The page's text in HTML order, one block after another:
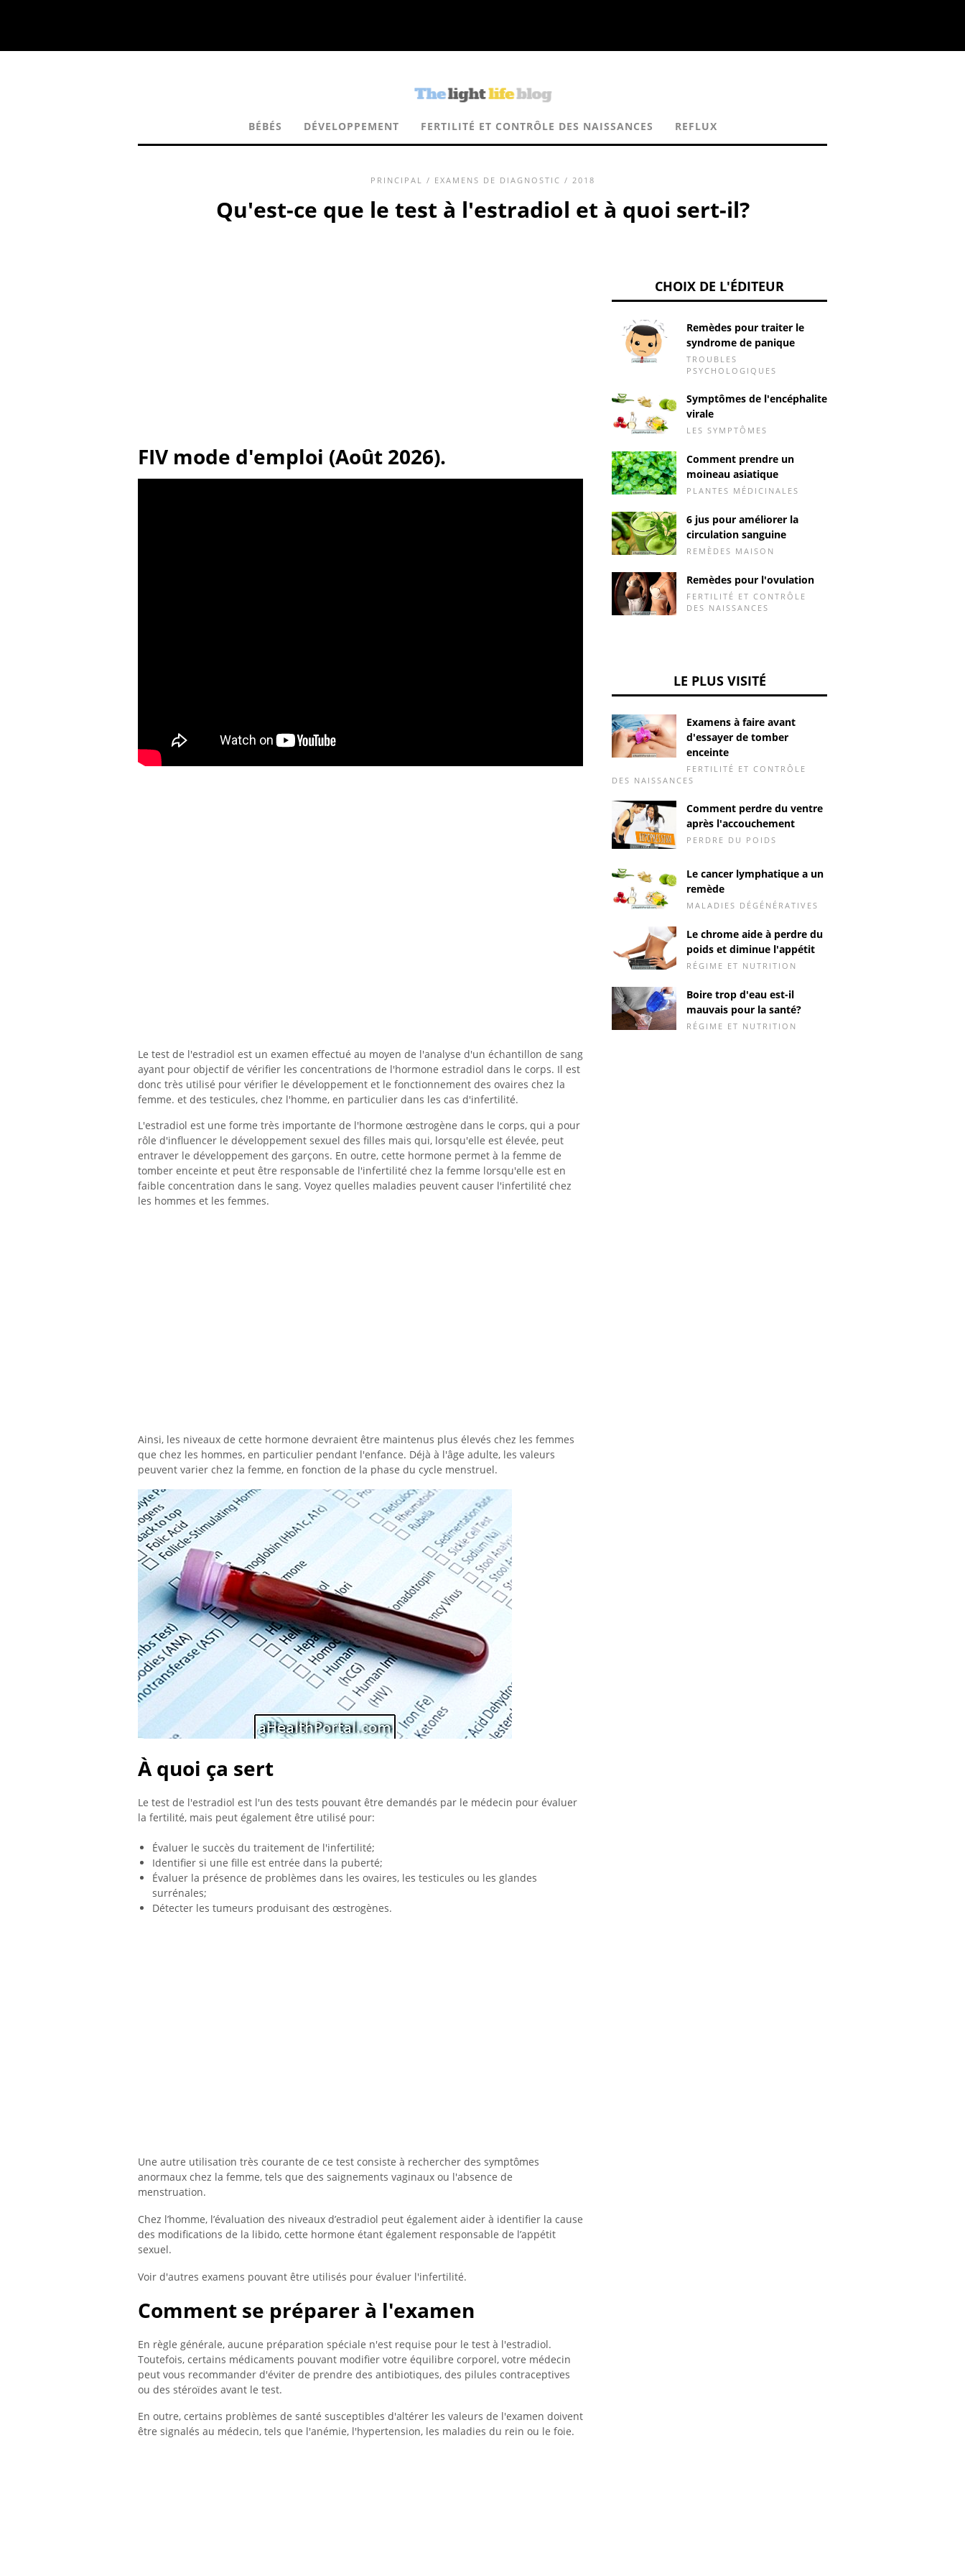
BÉBÉS DÉVELOPPEMENT FERTILITÉ ET CONTRÔLE DES NAISSANCES REFLUX
PRINCIPAL / EXAMENS DE DIAGNOSTIC / 2018
Qu'est-ce que le test à l'estradiol et à quoi sert-il?
FIV mode d'emploi (Août 2026).
Le test de l'estradiol est un examen effectué au moyen de l'analyse d'un échantillon de sang
ayant pour objectif de vérifier les concentrations de l'hormone estradiol dans le corps. Il est
donc très utilisé pour vérifier le développement et le fonctionnement des ovaires chez la
femme. et des testicules, chez l'homme, en particulier dans les cas d'infertilité.
L'estradiol est une forme très importante de l'hormone œstrogène dans le corps, qui a pour
rôle d'influencer le développement sexuel des filles mais qui, lorsqu'elle est élevée, peut
entraver le développement des garçons. En outre, cette hormone permet à la femme de
tomber enceinte et peut être responsable de l'infertilité chez la femme lorsqu'elle est en
faible concentration dans le sang. Voyez quelles maladies peuvent causer l'infertilité chez
les hommes et les femmes.
Ainsi, les niveaux de cette hormone devraient être maintenus plus élevés chez les femmes
que chez les hommes, en particulier pendant l'enfance. Déjà à l'âge adulte, les valeurs
peuvent varier chez la femme, en fonction de la phase du cycle menstruel.
À quoi ça sert
Le test de l'estradiol est l'un des tests pouvant être demandés par le médecin pour évaluer
la fertilité, mais peut également être utilisé pour:
Évaluer le succès du traitement de l'infertilité;
Identifier si une fille est entrée dans la puberté;
Évaluer la présence de problèmes dans les ovaires, les testicules ou les glandes
surrénales;
Détecter les tumeurs produisant des œstrogènes.
Une autre utilisation très courante de ce test consiste à rechercher des symptômes
anormaux chez la femme, tels que des saignements vaginaux ou l'absence de
menstruation.
Chez l’homme, l’évaluation des niveaux d’estradiol peut également aider à identifier la cause
des modifications de la libido, cette hormone étant également responsable de l’appétit
sexuel.
Voir d'autres examens pouvant être utilisés pour évaluer l'infertilité.
Comment se préparer à l'examen
En règle générale, aucune préparation spéciale n'est requise pour le test à l'estradiol.
Toutefois, certains médicaments pouvant modifier votre équilibre corporel, votre médecin
peut vous recommander d'éviter de prendre des antibiotiques, des pilules contraceptives
ou des stéroïdes avant le test.
En outre, certains problèmes de santé susceptibles d'altérer les valeurs de l'examen doivent
être signalés au médecin, tels que l'anémie, l'hypertension, les maladies du rein ou le foie.
CHOIX DE L'ÉDITEUR
Remèdes pour traiter le
syndrome de panique
TROUBLES
PSYCHOLOGIQUES
Symptômes de l'encéphalite
virale
LES SYMPTÔMES
Comment prendre un
moineau asiatique
PLANTES MÉDICINALES
6 jus pour améliorer la
circulation sanguine
REMÈDES MAISON
Remèdes pour l'ovulation
FERTILITÉ ET CONTRÔLE
DES NAISSANCES
LE PLUS VISITÉ
Examens à faire avant
d'essayer de tomber
enceinte
FERTILITÉ ET CONTRÔLE
DES NAISSANCES
Comment perdre du ventre
après l'accouchement
PERDRE DU POIDS
Le cancer lymphatique a un
remède
MALADIES DÉGÉNÉRATIVES
Le chrome aide à perdre du
poids et diminue l'appétit
RÉGIME ET NUTRITION
Boire trop d'eau est-il
mauvais pour la santé?
RÉGIME ET NUTRITION